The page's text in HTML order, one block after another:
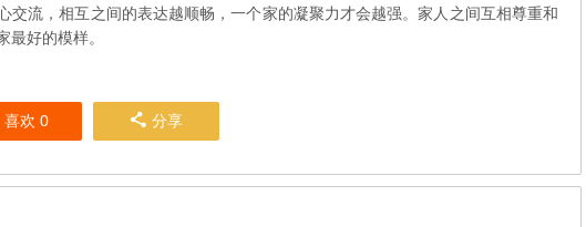
交流，相互之间的表达越顺畅，一个家的凝聚力才会越强。家人之间互相尊重和
最好的模样。
喜欢0 分享